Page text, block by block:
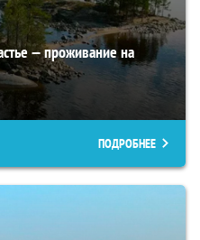
— проживание на
ПОДРОБНЕЕ